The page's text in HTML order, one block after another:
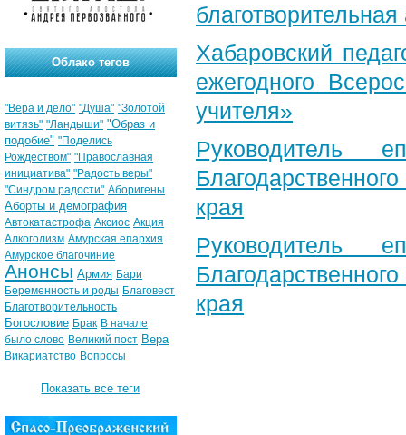
Хабаровский
ежегодного
учителя»
Руководитель
края
Руководитель
края
Облако тегов
"Вера и дело" "Душа" "Золотой
витязь" "Ландыши" "Образ и
подобие" "Поделись
Рождеством" "Православная
инициатива" "Радость веры"
"Синдром радости" Аборигены
Аборты и демография
Автокатастрофа Аксиос Акция
Алкоголизм Амурская епархия
Амурское благочиние
Анонсы Армия Бари
Беременность и роды Благовест
Благотворительность
Богословие Брак В начале
было слово Великий пост Вера
Викариатство Вопросы
Показать все теги